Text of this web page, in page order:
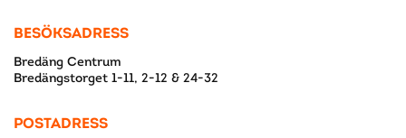
BESÖKSADRESS
Bredäng Centrum
Bredängstorget 1-11, 2-12 & 24-32
POSTADRESS